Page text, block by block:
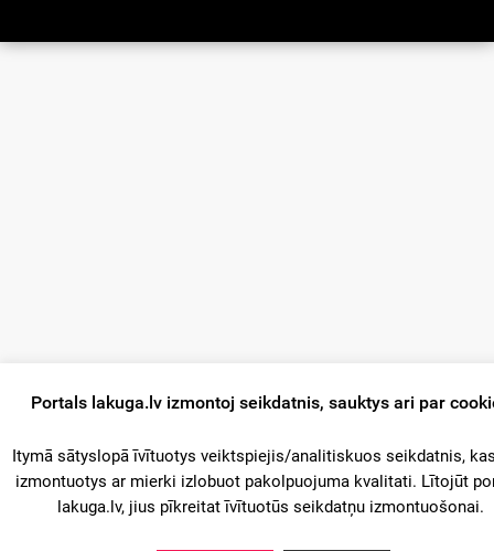
Portals lakuga.lv izmontoj seikdatnis, sauktys ari par
Itymā sātyslopā īvītuotys veiktspiejis/analitiskuos seikdatnis,
izmontuotys ar mierki izlobuot pakolpuojuma kvalitati. Lītojūt
lakuga.lv, jius pīkreitat īvītuotūs seikdatņu izmontuošonai.